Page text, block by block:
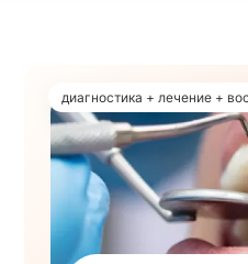
диагностика + лечение +